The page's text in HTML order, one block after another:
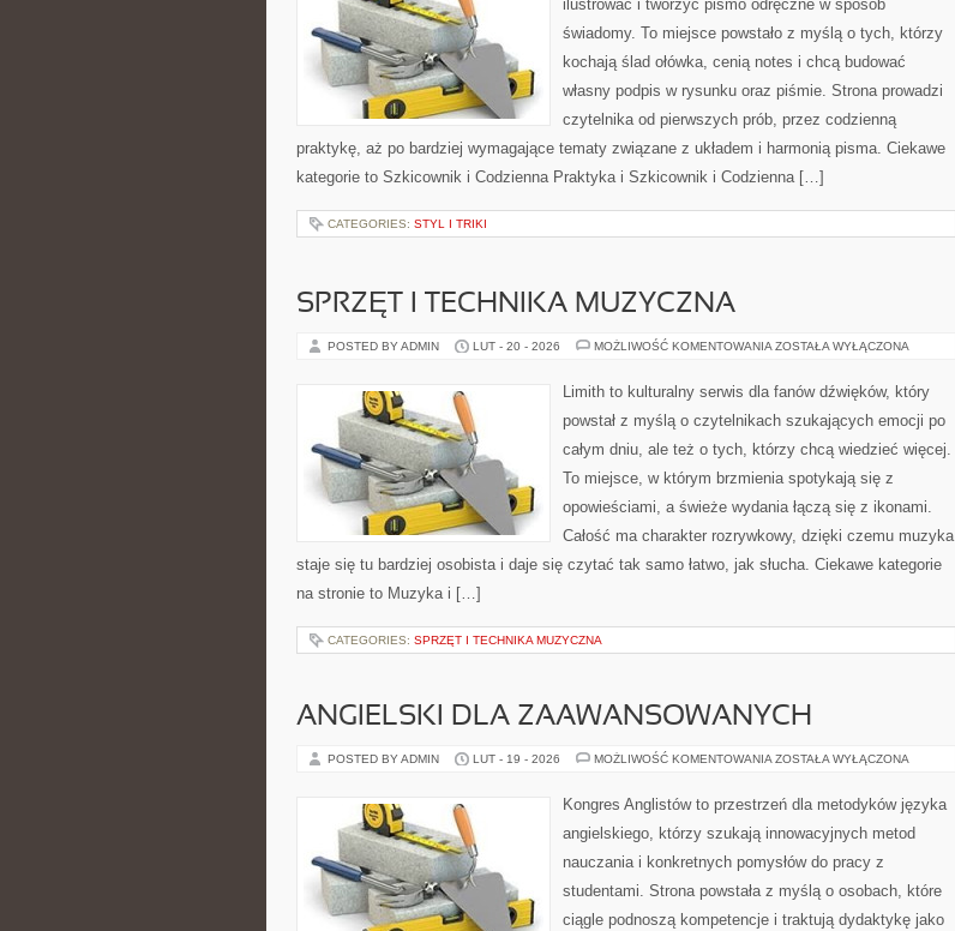
ilustrować i tworzyć pismo odręczne w sposób
świadomy. To miejsce powstało z myślą o tych, którzy
kochają ślad ołówka, cenią notes i chcą budować
własny podpis w rysunku oraz piśmie. Strona prowadzi
czytelnika od pierwszych prób, przez codzienną
praktykę, aż po bardziej wymagające tematy związane z układem i harmonią pisma. Ciekawe
kategorie to Szkicownik i Codzienna Praktyka i Szkicownik i Codzienna […]
CATEGORIES: STYL I TRIKI
SPRZĘT I TECHNIKA MUZYCZNA
POSTED BY ADMIN LUT - 20 - 2026 MOŻLIWOŚĆ KOMENTOWANIA SPRZĘT
MUZYCZNA
ZOSTAŁA WYŁĄCZONA
Limith to kulturalny serwis dla fanów dźwięków, który
powstał z myślą o czytelnikach szukających emocji po
całym dniu, ale też o tych, którzy chcą wiedzieć więcej.
To miejsce, w którym brzmienia spotykają się z
opowieściami, a świeże wydania łączą się z ikonami.
Całość ma charakter rozrywkowy, dzięki czemu muzyka
staje się tu bardziej osobista i daje się czytać tak samo łatwo, jak słucha. Ciekawe kategorie
na stronie to Muzyka i […]
CATEGORIES: SPRZĘT I TECHNIKA MUZYCZNA
ANGIELSKI DLA ZAAWANSOWANYCH
POSTED BY ADMIN LUT - 19 - 2026 MOŻLIWOŚĆ KOMENTOWANIA ANGIELSKI
ZOSTAŁA WYŁĄCZONA
Kongres Anglistów to przestrzeń dla metodyków języka
angielskiego, którzy szukają innowacyjnych metod
nauczania i konkretnych pomysłów do pracy z
studentami. Strona powstała z myślą o osobach, które
ciągle podnoszą kompetencje i traktują dydaktykę jako